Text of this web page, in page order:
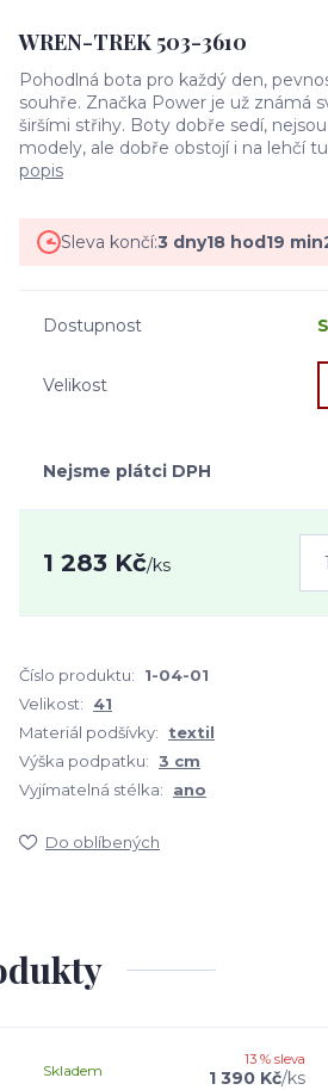
WREN-TREK 503-3610
Pohodlná bota pro každý den,
souhře. Značka Power je už známá
širšími střihy. Boty dobře sedí,
modely, ale dobře obstojí i na lehčí
popis
Sleva končí:3 dny18 hod19 min
Dostupnost
Velikost
Nejsme plátci DPH
1 283 Kč/ks
Číslo produktu: 1-04-01
Velikost:
41
Materiál podšívky:
textil
Výška podpatku: 3 cm
Vyjímatelná stélka:
ano
Do oblíbených
13 % sleva
1 390 Kč/ks
Skladem